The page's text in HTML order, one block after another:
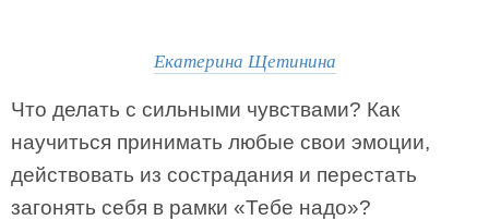
Екатерина Щетинина
Что делать с сильными чувствами? Как
научиться принимать любые свои эмоции,
действовать из сострадания и перестать
загонять себя в рамки «Тебе надо»?